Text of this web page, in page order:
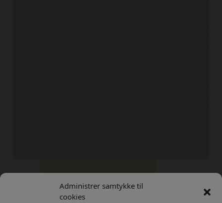
Administrer samtykke til
cookies
Kontakt